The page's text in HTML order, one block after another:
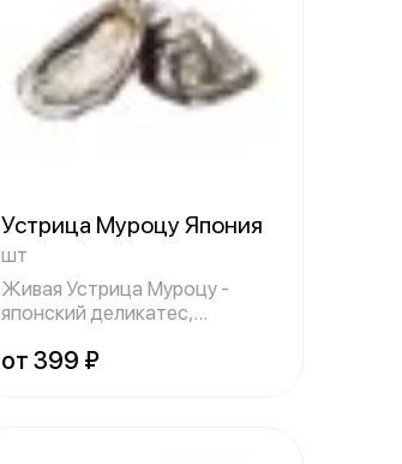
Устрица Муроцу Япония
шт
Живая Устрица Муроцу -
японский деликатес,
от 399 ₽